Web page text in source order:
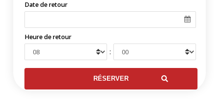
Date de retour
Heure de retour
: